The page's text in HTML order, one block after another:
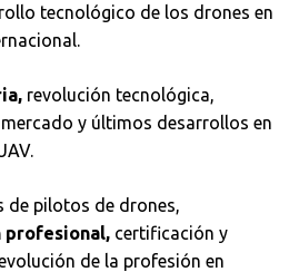
tecnológico de los drones en
revolución tecnológica,
y últimos desarrollos en
de pilotos de drones,
profesional, certificación y
de la profesión en